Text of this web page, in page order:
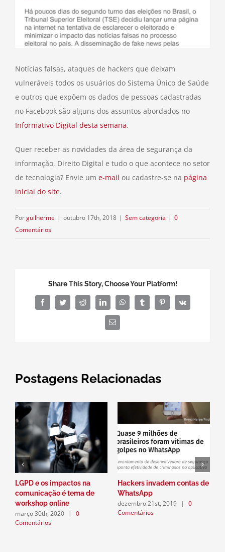
Notícias falsas, ataques de hackers que deixam
vulneráveis todos os usuários do Sistema Único de Saúde
e outros que expõem os dados de pessoas cadastradas
no Facebook são alguns dos assuntos abordados no
Informativo Digital desta semana.
Quer receber as novidades da área de segurança da
informação, Direito Digital e tudo o que acontece no setor
de tecnologia? Envie um e-mail ou cadastre-se na página
inicial do site.
Porguilherme | outubro 17th, 2018 | Sem categoria | 0
Comentários
Share This Story, Choose Your Platform!
FacebookTwitterReddit LinkedInWhatsAppTumblrPinterest
Vk
E-
mail
Postagens Relacionadas
LGPD e os impactos na
comunicação é tema de
workshop online
março 30th, 2020 |
0
Comentários
Hackers invadem contas de
WhatsApp
dezembro 21st, 2019 |
0
Comentários